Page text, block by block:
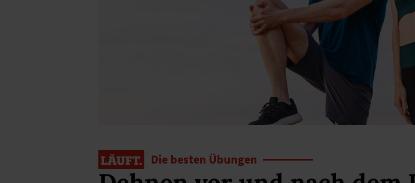
Die besten Übungen